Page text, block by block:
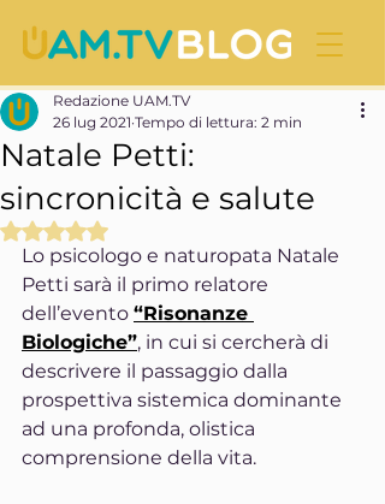
Natale Petti:
sincronicità e salute
Redazione UAM.TV
26 lug 2021 Tempo di lettura: 2 min
Valutazione NaN stelle su 5.
Lo psicologo e naturopata Natale
Petti sarà il primo relatore
dell’evento “Risonanze
Biologiche”, in cui si cercherà di
descrivere il passaggio dalla
prospettiva sistemica dominante
ad una profonda, olistica
comprensione della vita.